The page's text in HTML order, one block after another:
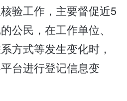
验工作，主要督促近5
公民，在工作单位、
方式等发生变化时，
台进行登记信息变